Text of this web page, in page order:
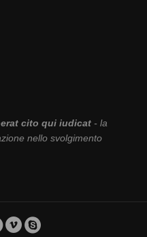
cito qui iudicat- la
nello svolgimento